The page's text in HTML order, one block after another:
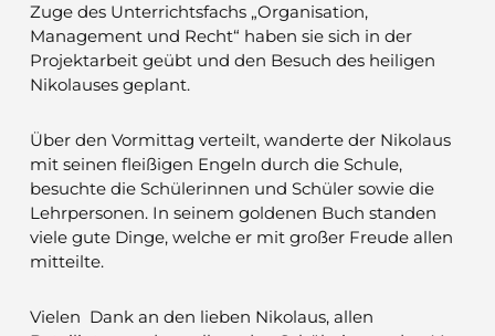
Zuge des Unterrichtsfachs „Organisation,
Management und Recht“ haben sie sich in der
Projektarbeit geübt und den Besuch des heiligen
Nikolauses geplant.
Über den Vormittag verteilt, wanderte der Nikolaus
mit seinen fleißigen Engeln durch die Schule,
besuchte die Schülerinnen und Schüler sowie die
Lehrpersonen. In seinem goldenen Buch standen
viele gute Dinge, welche er mit großer Freude allen
mitteilte.
Vielen Dank an den lieben Nikolaus, allen